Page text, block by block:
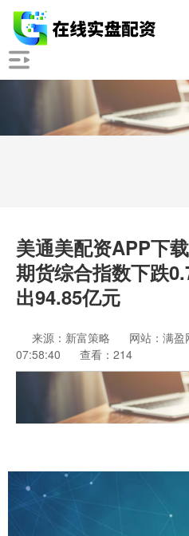
美通美配资APP下
期货综合指数下跌
出94.85亿元
来源：新富策略 网站：满盈
07:58:40
查看：214